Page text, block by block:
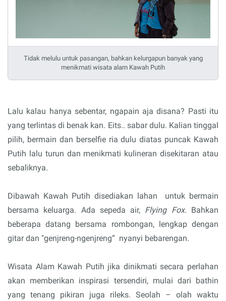
Tidak melulu untuk pasangan, bahkan kelurgapun banyak yang
menikmati wisata alam Kawah Putih
Lalu kalau hanya sebentar, ngapain aja disana? Pasti itu
yang terlintas di benak kan. Eits.. sabar dulu. Kalian tinggal
pilih, bermain dan berselfie ria dulu diatas puncak Kawah
Putih lalu turun dan menikmati kulineran disekitaran atau
sebaliknya.
Dibawah Kawah Putih disediakan lahan untuk bermain
bersama keluarga. Ada sepeda air, Flying Fox. Bahkan
beberapa datang bersama rombongan, lengkap dengan
gitar dan "genjreng-ngenjreng“ nyanyi bebarengan.
Wisata Alam Kawah Putih jika dinikmati secara perlahan
akan memberikan inspirasi tersendiri, mulai dari bathin
yang tenang pikiran juga rileks. Seolah – olah waktu